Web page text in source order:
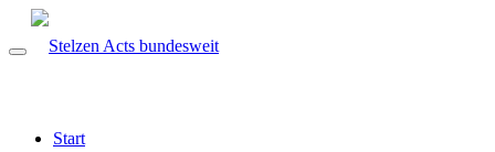
Start